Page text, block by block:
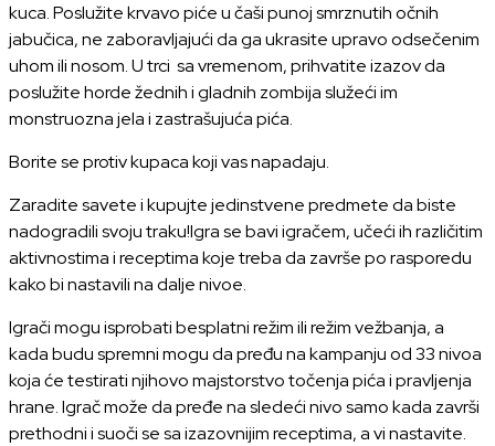
kuca. Poslužite krvavo piće u čaši punoj smrznutih očnih
jabučica, ne zaboravljajući da ga ukrasite upravo odsečenim
uhom ili nosom. U trci sa vremenom, prihvatite izazov da
poslužite horde žednih i gladnih zombija služeći im
monstruozna jela i zastrašujuća pića.
Borite se protiv kupaca koji vas napadaju.
Zaradite savete i kupujte jedinstvene predmete da biste
nadogradili svoju traku!Igra se bavi igračem, učeći ih različitim
aktivnostima i receptima koje treba da završe po rasporedu
kako bi nastavili na dalje nivoe.
Igrači mogu isprobati besplatni režim ili režim vežbanja, a
kada budu spremni mogu da pređu na kampanju od 33 nivoa
koja će testirati njihovo majstorstvo točenja pića i pravljenja
hrane. Igrač može da pređe na sledeći nivo samo kada završi
prethodni i suoči se sa izazovnijim receptima, a vi nastavite.